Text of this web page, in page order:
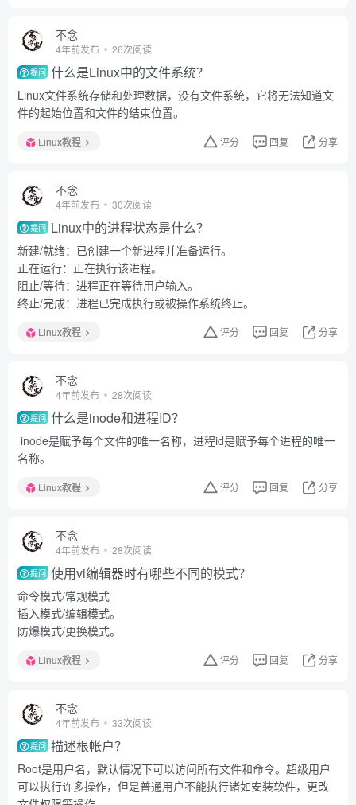
不念
4年前发布 26次阅读
提问 什么是Linux中的文件系统？
Linux文件系统存储和处理数据，没有文件系统，它将无法知道文
件的起始位置和文件的结束位置。
Linux教程 评分 回复 分享
不念
4年前发布 30次阅读
提问 Linux中的进程状态是什么？
新建/就绪：已创建一个新进程并准备运行。
正在运行：正在执行该进程。
阻止/等待：进程正在等待用户输入。
终止/完成：进程已完成执行或被操作系统终止。
Linux教程 评分 回复 分享
不念
4年前发布 28次阅读
提问 什么是inode和进程ID？
inode是赋予每个文件的唯一名称，进程id是赋予每个进程的唯一
名称。
Linux教程 评分 回复 分享
不念
4年前发布 28次阅读
提问 使用vi编辑器时有哪些不同的模式？
命令模式/常规模式
插入模式/编辑模式。
防爆模式/更换模式。
Linux教程 评分 回复 分享
不念
4年前发布 33次阅读
提问 描述根帐户？
Root是用户名，默认情况下可以访问所有文件和命令。超级用户
可以执行许多操作，但是普通用户不能执行诸如安装软件，更改